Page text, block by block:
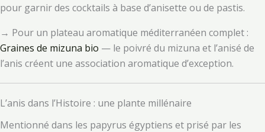
pour garnir des cocktails à base d’anisette ou de pastis.
→ Pour un plateau aromatique méditerranéen complet :
Graines de mizuna bio — le poivré du mizuna et l’anisé de
l’anis créent une association aromatique d’exception.
L’anis dans l’Histoire : une plante millénaire
Mentionné dans les papyrus égyptiens et prisé par les